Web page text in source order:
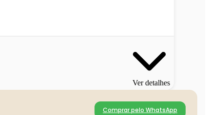
Ver detalhes
Comprar pelo WhatsApp